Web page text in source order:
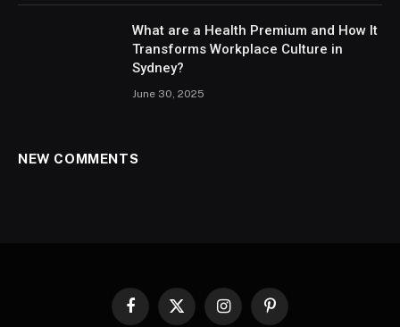
What are a Health Premium and How It
Transforms Workplace Culture in
Sydney?
June 30, 2025
NEW COMMENTS
Facebook
X
InstagramPinterest